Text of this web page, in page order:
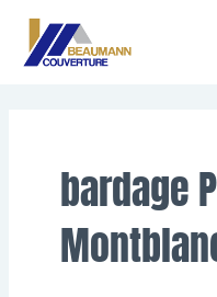
Aller
bardage